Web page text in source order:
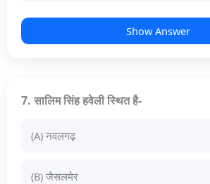
Show Answer
7. सालिम सिंह हवेली स्थित है-
(A) नवलगढ़
(B) जैसलमेर